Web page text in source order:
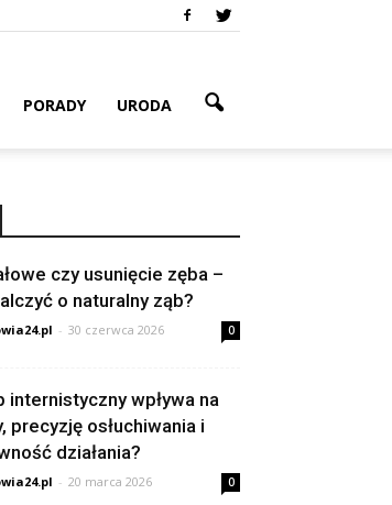
PORADY URODA
czy usunięcie zęba –
o naturalny ząb?
- 30 czerwca 2026 0
wpływa na
precyzję osłuchiwania i
działania?
- 20 marca 2026 0